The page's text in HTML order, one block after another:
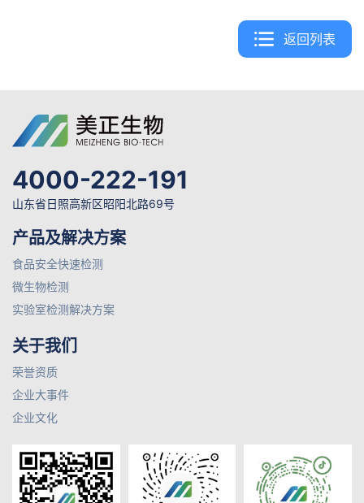
返回列表
4000-222-191
山东省日照高新区昭阳北路69号
产品及解决方案
食品安全快速检测
微生物检测
实验室检测解决方案
关于我们
荣誉资质
企业大事件
企业文化